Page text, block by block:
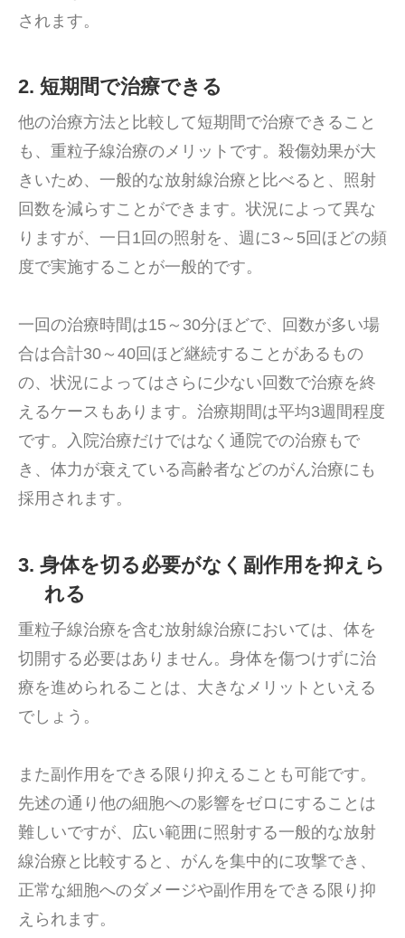
されます。
2. 短期間で治療できる
他の治療方法と比較して短期間で治療できること
も、重粒子線治療のメリットです。殺傷効果が大
きいため、一般的な放射線治療と比べると、照射
回数を減らすことができます。状況によって異な
りますが、一日1回の照射を、週に3～5回ほどの頻
度で実施することが一般的です。
一回の治療時間は15～30分ほどで、回数が多い場
合は合計30～40回ほど継続することがあるもの
の、状況によってはさらに少ない回数で治療を終
えるケースもあります。治療期間は平均3週間程度
です。入院治療だけではなく通院での治療もで
き、体力が衰えている高齢者などのがん治療にも
採用されます。
3. 身体を切る必要がなく副作用を抑えら
れる
重粒子線治療を含む放射線治療においては、体を
切開する必要はありません。身体を傷つけずに治
療を進められることは、大きなメリットといえる
でしょう。
また副作用をできる限り抑えることも可能です。
先述の通り他の細胞への影響をゼロにすることは
難しいですが、広い範囲に照射する一般的な放射
線治療と比較すると、がんを集中的に攻撃でき、
正常な細胞へのダメージや副作用をできる限り抑
えられます。